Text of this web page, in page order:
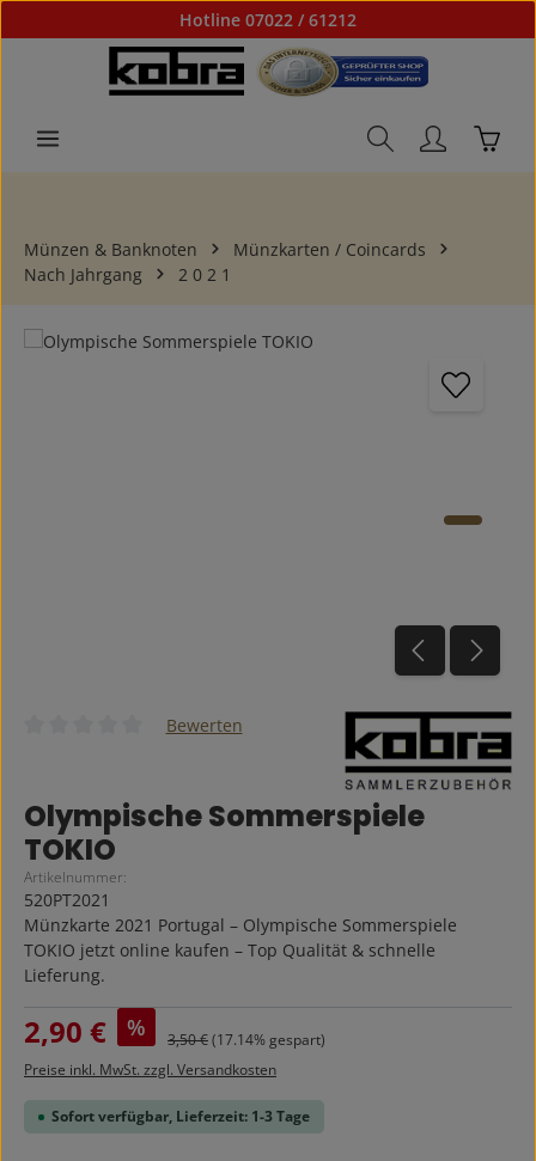
Zum Hauptinhalt springenHotline 07022 / 61212
Münzen & Banknoten
Münzkarten / Coincards
Nach Jahrgang
2 0 2 1
Bildergalerie überspringen
Durchschnittliche Bewertung von 0 von 5 Sternen
Bewerten
Olympische Sommerspiele
TOKIO
Artikelnummer:
520PT2021
Münzkarte 2021 Portugal – Olympische Sommerspiele
TOKIO jetzt online kaufen – Top Qualität & schnelle
Lieferung.
Verkaufspreis:
2,90 € % Regulärer Preis:
3,50 €(17.14% gespart)
Preise inkl. MwSt. zzgl. Versandkosten
Sofort verfügbar, Lieferzeit: 1-3 Tage